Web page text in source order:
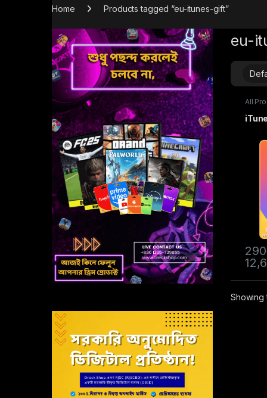
Home Products tagged “eu-itunes-gift”
eu-
All
290
Showing